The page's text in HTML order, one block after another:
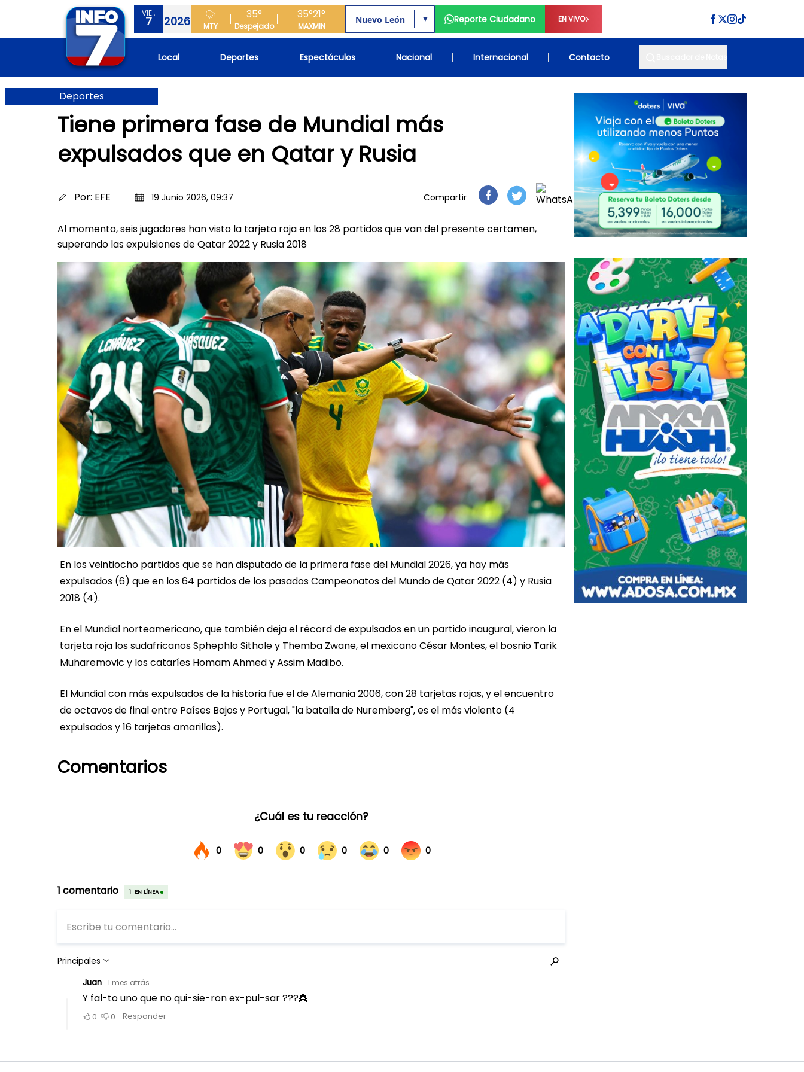
VIE.,
7 2026 MTY
35°
Despejado
35°
MAX
21°
MIN
▼ Reporte Ciudadano EN VIVO
Local Deportes Espectáculos Nacional Internacional Contacto
Deportes
Tiene primera fase de Mundial más
expulsados que en Qatar y Rusia
Por: EFE 19 Junio 2026, 09:37 Compartir
Al momento, seis jugadores han visto la tarjeta roja en los 28 partidos que van del presente certamen,
superando las expulsiones de Qatar 2022 y Rusia 2018
En los veintiocho partidos que se han disputado de la primera fase del Mundial 2026, ya hay más
expulsados (6) que en los 64 partidos de los pasados Campeonatos del Mundo de Qatar 2022 (4) y Rusia
2018 (4).
En el Mundial norteamericano, que también deja el récord de expulsados en un partido inaugural, vieron la
tarjeta roja los sudafricanos Sphephlo Sithole y Themba Zwane, el mexicano César Montes, el bosnio Tarik
Muharemovic y los cataríes Homam Ahmed y Assim Madibo.
El Mundial con más expulsados de la historia fue el de Alemania 2006, con 28 tarjetas rojas, y el encuentro
de octavos de final entre Países Bajos y Portugal, "la batalla de Nuremberg", es el más violento (4
expulsados y 16 tarjetas amarillas).
Comentarios